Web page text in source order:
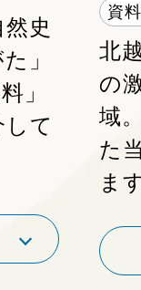
史
」
」
て
資
北
の
域
た
ま